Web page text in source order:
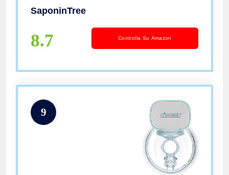
e Ricaricabile Tramite USB
SaponinTree
8.7 Controlla Su Amazon
9